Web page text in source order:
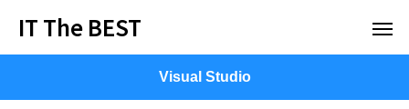
IT The BEST
Visual Studio